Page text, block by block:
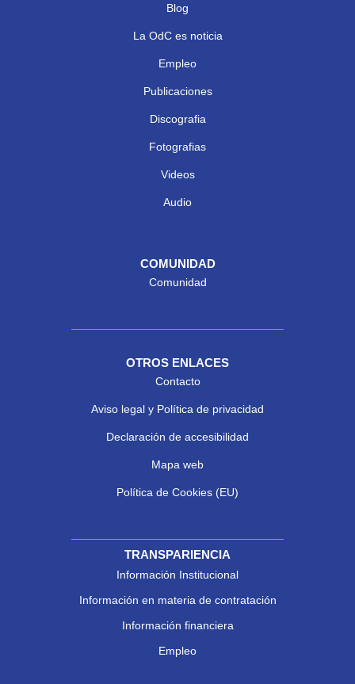
Blog
La OdC es noticia
Empleo
Publicaciones
Discografia
Fotografias
Videos
Audio
COMUNIDAD
Comunidad
OTROS ENLACES
Contacto
Aviso legal y Política de privacidad
Declaración de accesibilidad
Mapa web
Política de Cookies (EU)
TRANSPARIENCIA
Información Institucional
Información en materia de contratación
Información financiera
Empleo